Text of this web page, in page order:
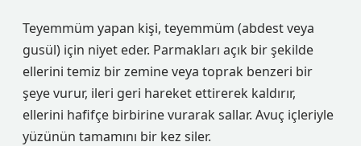
Teyemmüm yapan kişi, teyemmüm (abdest veya
gusül) için niyet eder. Parmakları açık bir şekilde
ellerini temiz bir zemine veya toprak benzeri bir
şeye vurur, ileri geri hareket ettirerek kaldırır,
ellerini hafifçe birbirine vurarak sallar. Avuç içleriyle
yüzünün tamamını bir kez siler.